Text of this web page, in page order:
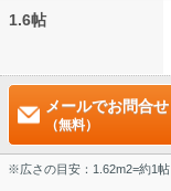
1.6帖
メールでお問合せ
（無料）
※広さの目安：1.62m2=約1帖